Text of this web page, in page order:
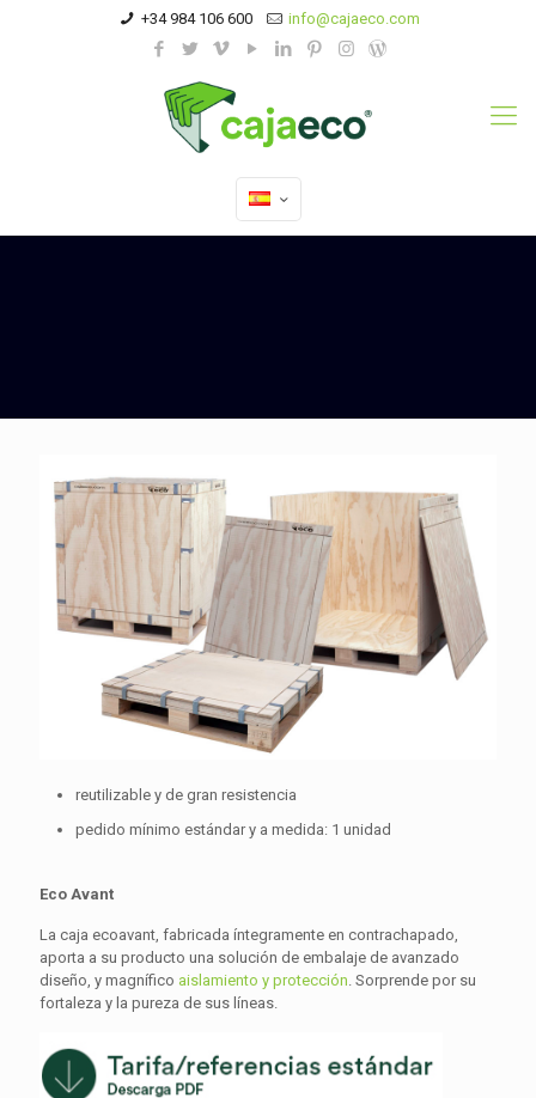
+34 984 106 600 info@cajaeco.com
reutilizable y de gran resistencia
pedido mínimo estándar y a medida: 1 unidad
Eco Avant
La caja ecoavant, fabricada íntegramente en contrachapado,
aporta a su producto una solución de embalaje de avanzado
diseño, y magnífico aislamiento y protección . Sorprende por su
fortaleza y la pureza de sus líneas.